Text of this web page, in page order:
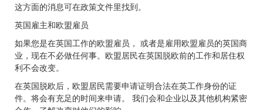
这方面的消息可在政策文件里找到。
英国雇主和欧盟雇员
如果您是在英国工作的欧盟雇员， 或者是雇用欧盟雇员的英国商
业，现在不必做任何事。欧盟居民在英国脱欧前的工作和居住权
利不会改变。
在英国脱欧后，欧盟居民需要申请证明合法在英工作身份的证
件。将会有充足的时间来申请。 我们会和企业以及其他机构紧密